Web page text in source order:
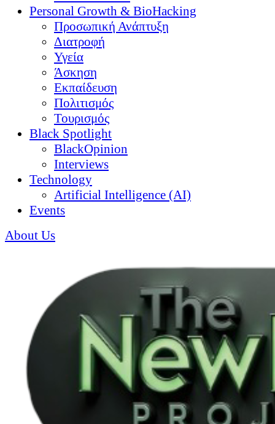
Personal Growth & BioHacking
Προσωπική Ανάπτυξη
Διατροφή
Υγεία
Άσκηση
Εκπαίδευση
Πολιτισμός
Τουρισμός
Black Spotlight
BlackOpinion
Interviews
Technology
Artificial Intelligence (AI)
Events
About Us